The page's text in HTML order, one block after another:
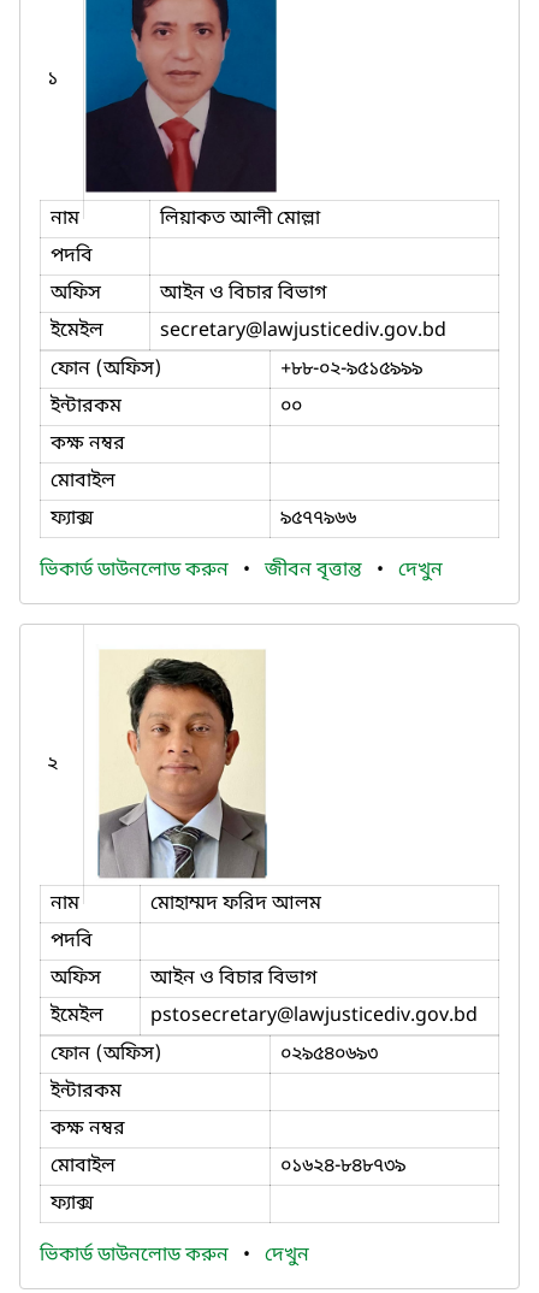
১
নাম
লিয়াকত আলী মোল্লা
পদবি
অফিস
আইন ও বিচার বিভাগ
ইমেইল
secretary@lawjusticediv.gov.bd
ফোন (অফিস)
+৮৮-০২-৯৫১৫৯৯৯
ইন্টারকম
০০
কক্ষ নম্বর
মোবাইল
ফ্যাক্স
৯৫৭৭৯৬৬
ভিকার্ড ডাউনলোড করুন • জীবন বৃত্তান্ত • দেখুন
২
নাম
মোহাম্মদ ফরিদ আলম
পদবি
অফিস
আইন ও বিচার বিভাগ
ইমেইল
pstosecretary@lawjusticediv.gov.bd
ফোন (অফিস)
০২৯৫৪০৬৯৩
ইন্টারকম
কক্ষ নম্বর
মোবাইল
০১৬২৪-৮৪৮৭৩৯
ফ্যাক্স
ভিকার্ড ডাউনলোড করুন • দেখুন